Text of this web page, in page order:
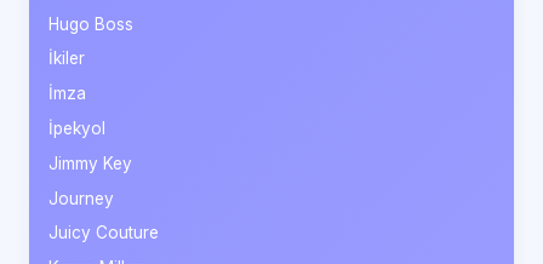
Hugo Boss
İkiler
İmza
İpekyol
Jimmy Key
Journey
Juicy Couture